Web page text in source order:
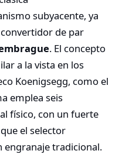
subyacente, ya
de par
. El concepto
a la vista en los
Koenigsegg, como el
emplea seis
físico, con un fuerte
el selector
engranaje tradicional.